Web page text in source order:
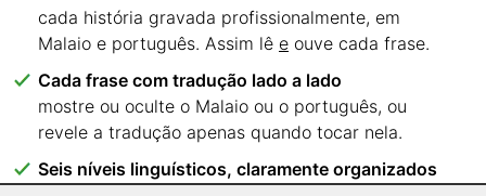
cada história gravada profissionalmente, em
Malaio e português. Assim lê e ouve cada frase.
Cada frase com tradução lado a lado
mostre ou oculte o Malaio ou o português, ou
revele a tradução apenas quando tocar nela.
Seis níveis linguísticos, claramente organizados